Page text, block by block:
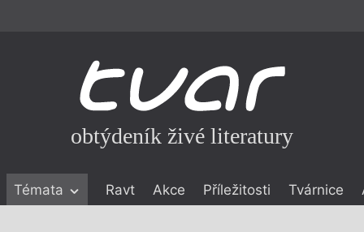
obtýdeník živé literatury
Témata Ravt Akce Příležitosti Tvárnice